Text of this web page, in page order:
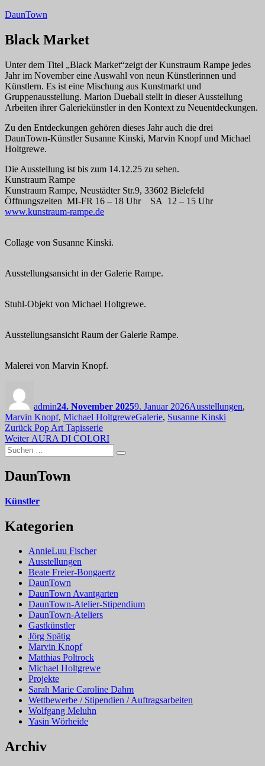
Zum
springen
DaunTown
Black Market
Unter dem Titel „Black Market“zeigt der Kunstraum Rampe jedes
Jahr im November eine Auswahl von neun Künstlerinnen und
Künstlern. Es ist eine Mischung aus Kunstmarkt und
Gruppenausstellung. Marion Dueball stellt in dieser Ausstellung
Arbeiten ihrer Galeriekünstler in den Kontext zu Neuentdeckungen.
Zu den Entdeckungen gehören dieses Jahr auch die drei
DaunTown-Künstler Susanne Kinski, Marvin Knopf und Michael
Holtgrewe.
Die Ausstellung ist bis zum 14.12.25 zu sehen.
Kunstraum Rampe
Kunstraum Rampe, Neustädter Str.9, 33602 Bielefeld
Öffnungszeiten MI-FR 16 – 18 Uhr SA 12 – 15 Uhr
www.kunstraum-rampe.de
Collage von Susanne Kinski.
Ausstellungsansicht in der Galerie Rampe.
Stuhl-Objekt von Michael Holtgrewe.
Ausstellungsansicht Raum der Galerie Rampe.
Malerei von Marvin Knopf.
admin24. November 20259. Januar 2026Ausstellungen,
Marvin Knopf, Michael HoltgreweSchlagwörter
Galerie, Susanne Kinski
Beitragsnavigation
Zurück Vorheriger
Beitrag:
Pop Art Tapisserie
Weiter Nächster
Beitrag:
AURA DI COLORI
Suchen
nach:
Suchen
DaunTown
Künstler
Kategorien
AnnieLuu Fischer
Ausstellungen
Beate Freier-Bongaertz
DaunTown
DaunTown Avantgarten
DaunTown-Atelier-Stipendium
DaunTown-Ateliers
Gastkünstler
Jörg Spätig
Marvin Knopf
Matthias Poltrock
Michael Holtgrewe
Projekte
Sarah Marie Caroline Dahm
Wettbewerbe / Stipendien / Auftragsarbeiten
Wolfgang Meluhn
Yasin Wörheide
Archiv